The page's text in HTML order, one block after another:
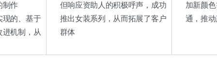
制作
现的、基于
进机制，从
但响应资助人的积极呼声，成功
推出女装系列，从而拓展了客户
群体
加新颜
通，推